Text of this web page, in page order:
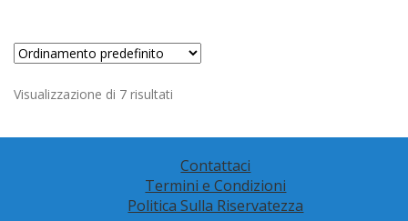
Visualizzazione di 7 risultati
Contattaci
Termini e Condizioni
Politica Sulla Riservatezza